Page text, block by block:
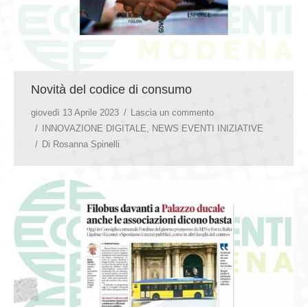
Novità del codice di consumo
giovedì 13 Aprile 2023
Lascia un commento
INNOVAZIONE DIGITALE
NEWS EVENTI INIZIATIVE
Di Rosanna Spinelli